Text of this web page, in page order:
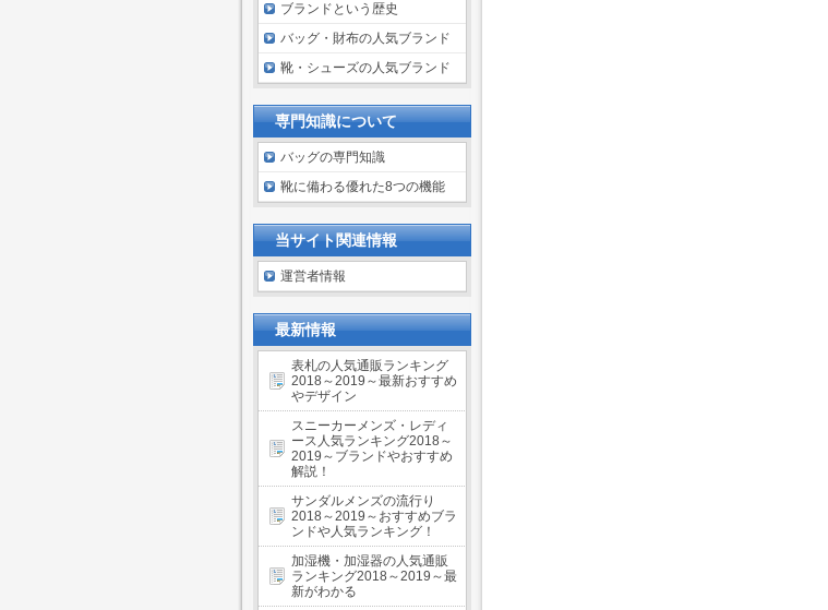
ブランドという歴史
バッグ・財布の人気ブランド
靴・シューズの人気ブランド
専門知識について
バッグの専門知識
靴に備わる優れた8つの機能
当サイト関連情報
運営者情報
最新情報
表札の人気通販ランキング
2018～2019～最新おすすめ
やデザイン
スニーカーメンズ・レディ
ース人気ランキング2018～
2019～ブランドやおすすめ
解説！
サンダルメンズの流行り
2018～2019～おすすめブラ
ンドや人気ランキング！
加湿機・加湿器の人気通販
ランキング2018～2019～最
新がわかる